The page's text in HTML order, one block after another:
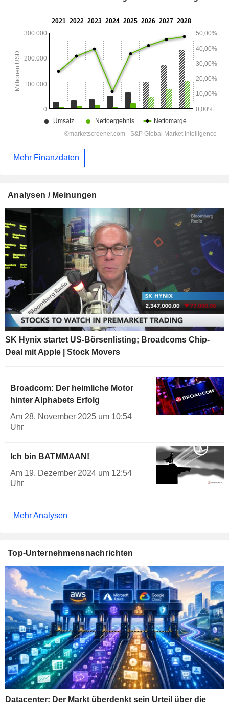
Mehr Finanzdaten
Analysen / Meinungen
SK Hynix startet US-Börsenlisting; Broadcoms Chip-
Deal mit Apple | Stock Movers
Broadcom: Der heimliche Motor
hinter Alphabets Erfolg
Am 28. November 2025 um 10:54
Uhr
Ich bin BATMMAAN!
Am 19. Dezember 2024 um 12:54
Uhr
Mehr Analysen
Top-Unternehmensnachrichten
Datacenter: Der Markt überdenkt sein Urteil über die